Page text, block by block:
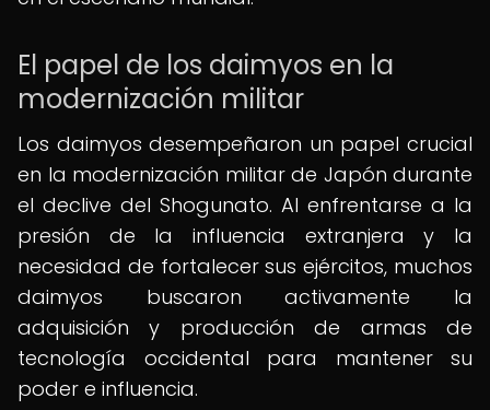
El papel de los daimyos en la
modernización militar
Los daimyos desempeñaron un papel crucial
en la modernización militar de Japón durante
el declive del Shogunato. Al enfrentarse a la
presión de la influencia extranjera y la
necesidad de fortalecer sus ejércitos, muchos
daimyos buscaron activamente la
adquisición y producción de armas de
tecnología occidental para mantener su
poder e influencia.